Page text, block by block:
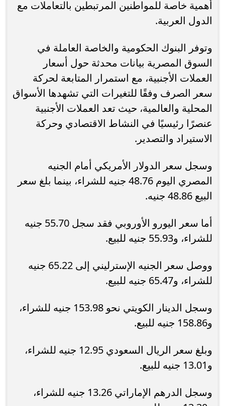
أهمية خاصة للمواطنين المرتبطين بالتعاملات مع
الدول العربية.
وتوفر البنوك الحكومية والخاصة العاملة في
السوق المصرية بيانات محدثة حول أسعار
العملات الأجنبية، مع استمرار المتابعة لحركة
سعر الصرف وفقًا للتغيرات التي تشهدها الأسواق
المحلية والعالمية، حيث تعد العملات الأجنبية
عنصرًا رئيسيًا في النشاط الاقتصادي وحركة
الاستيراد والتصدير.
وسجل سعر الدولار الأمريكي أمام الجنيه
المصري اليوم 48.76 جنيه للشراء، بينما بلغ سعر
البيع 48.86 جنيه.
أما سعر اليورو الأوروبي فقد سجل 55.70 جنيه
للشراء، و55.93 جنيه للبيع.
ووصل سعر الجنيه الإسترليني إلى 65.22 جنيه
للشراء، و65.47 جنيه للبيع.
وسجل الدينار الكويتي نحو 153.98 جنيه للشراء،
و158.86 جنيه للبيع.
وبلغ سعر الريال السعودي 12.95 جنيه للشراء،
و13.01 جنيه للبيع.
وسجل الدرهم الإماراتي 13.26 جنيه للشراء،